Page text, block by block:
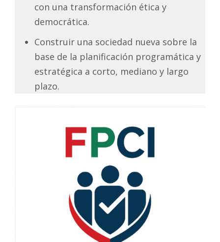
con una transformación ética y
democrática.
Construir una sociedad nueva sobre la
base de la planificación programática y
estratégica a corto, mediano y largo
plazo.